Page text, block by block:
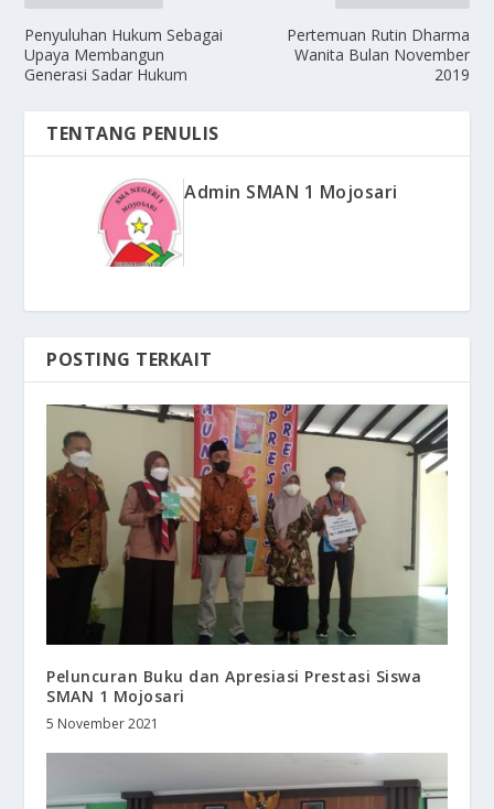
Penyuluhan Hukum Sebagai
Upaya Membangun
Generasi Sadar Hukum
Pertemuan Rutin Dharma
Wanita Bulan November
2019
TENTANG PENULIS
Admin SMAN 1 Mojosari
POSTING TERKAIT
Peluncuran Buku dan Apresiasi Prestasi Siswa
SMAN 1 Mojosari
5 November 2021